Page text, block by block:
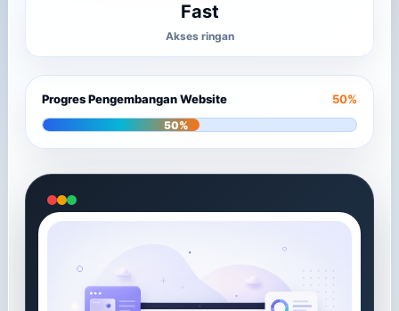
Fast
Akses ringan
Progres Pengembangan Website 50%
50%